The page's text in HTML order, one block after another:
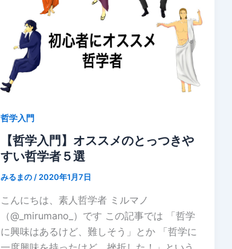
哲学入門
【哲学入門】オススメのとっつきや
すい哲学者５選
みるまの/2020年1月7日
こんにちは、素人哲学者 ミルマノ
（@_mirumano_）です この記事では 「哲学
に興味はあるけど、難しそう」とか 「哲学に